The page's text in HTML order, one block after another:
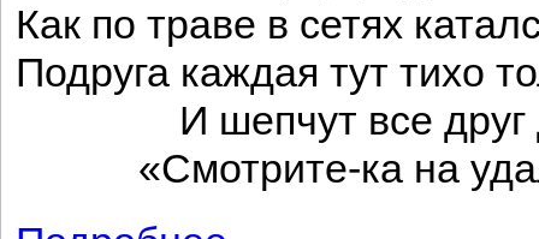
Как по траве в сетях
Подруга каждая тут тихо
И шепчут все друг
«Смотрите-ка на